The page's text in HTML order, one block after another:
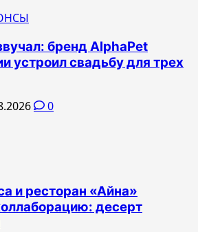
бренд AlphaPet
устроил свадьбу для трех
0
и ресторан «Айна»
десерт